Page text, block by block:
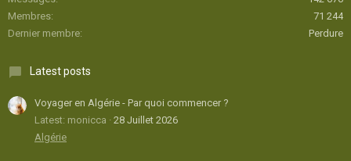
Membres
71 244
Dernier membre
Perdure
Latest posts
Voyager en Algérie - Par quoi commencer ?
Latest: monicca
28 Juillet 2026
Algérie